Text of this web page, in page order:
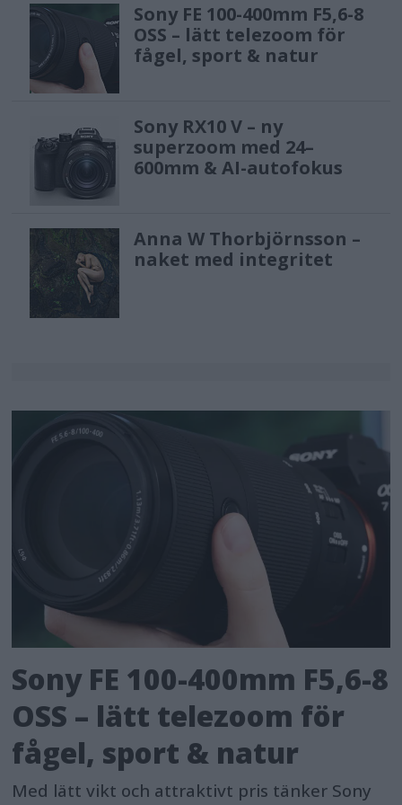
Sony FE 100-400mm F5,6-8
OSS – lätt telezoom för
fågel, sport & natur
Sony RX10 V – ny
superzoom med 24–
600mm & AI-autofokus
Anna W Thorbjörnsson –
naket med integritet
Sony FE 100-400mm F5,6-8
OSS – lätt telezoom för
fågel, sport & natur
Med lätt vikt och attraktivt pris tänker Sony